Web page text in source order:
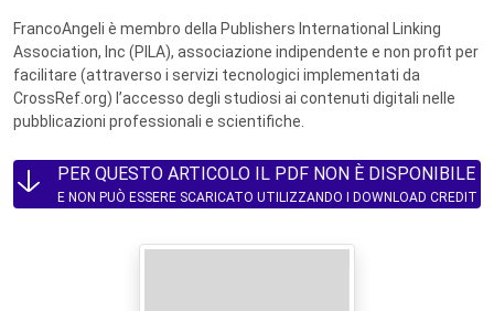
FrancoAngeli è membro della Publishers International Linking
Association, Inc (PILA), associazione indipendente e non profit per
facilitare (attraverso i servizi tecnologici implementati da
CrossRef.org) l’accesso degli studiosi ai contenuti digitali nelle
pubblicazioni professionali e scientifiche.
PER QUESTO ARTICOLO IL PDF NON È DISPONIBILE
E NON PUÒ ESSERE SCARICATO UTILIZZANDO I DOWNLOAD CREDIT